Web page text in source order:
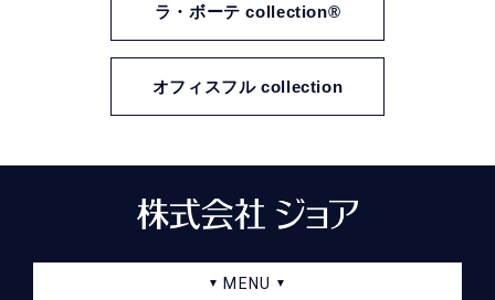
ラ・ボーテ collection®︎
オフィスフル collection
▼ MENU ▼